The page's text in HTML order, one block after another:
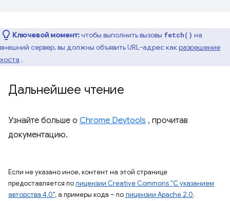
Ключевой момент:чтобы выполнить вызовы fetch() на
внешний сервер, вы должны объявить URL-адрес какразрешение
хоста .
Дальнейшее чтение
Узнайте больше о Chrome Devtools , прочитав
документацию.
Если не указано иное, контент на этой странице
предоставляется полицензии Creative Commons "С указанием
авторства 4.0", а примеры кода – полицензии Apache 2.0.